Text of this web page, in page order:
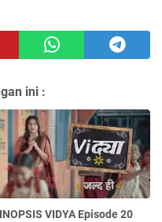
ini :
VIDYA Episode 20